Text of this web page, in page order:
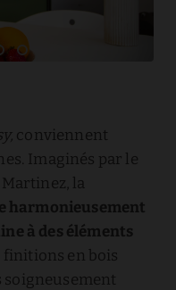
conviennent
Imaginés par le
la
harmonieusement
à des éléments
finitions en bois
soigneusement